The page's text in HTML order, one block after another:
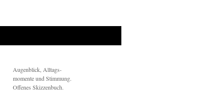
Augenblick, Alltags-
momente und Stimmung.
Offenes Skizzenbuch.